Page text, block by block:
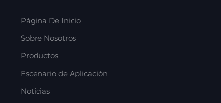
Página De Inicio
Sobre Nosotros
Productos
Escenario de Aplicación
Noticias